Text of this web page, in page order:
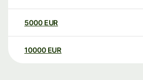
5000 EUR
10000 EUR